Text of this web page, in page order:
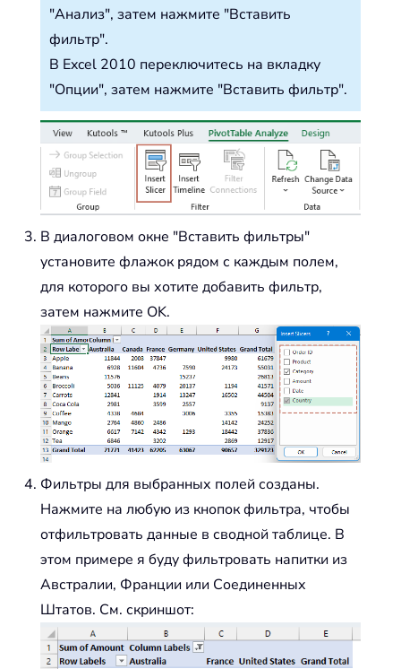
"Анализ", затем нажмите "Вставить
фильтр".
В Excel 2010 переключитесь на вкладку
"Опции", затем нажмите "Вставить фильтр".
В диалоговом окне "Вставить фильтры"
установите флажок рядом с каждым полем,
для которого вы хотите добавить фильтр,
затем нажмите OK.
Фильтры для выбранных полей созданы.
Нажмите на любую из кнопок фильтра, чтобы
отфильтровать данные в сводной таблице. В
этом примере я буду фильтровать напитки из
Австралии, Франции или Соединенных
Штатов. См. скриншот: